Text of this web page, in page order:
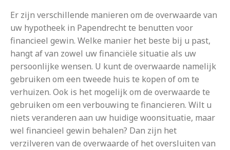
Er zijn verschillende manieren om de overwaarde van
uw hypotheek in Papendrecht te benutten voor
financieel gewin. Welke manier het beste bij u past,
hangt af van zowel uw financiële situatie als uw
persoonlijke wensen. U kunt de overwaarde namelijk
gebruiken om een tweede huis te kopen of om te
verhuizen. Ook is het mogelijk om de overwaarde te
gebruiken om een verbouwing te financieren. Wilt u
niets veranderen aan uw huidige woonsituatie, maar
wel financieel gewin behalen? Dan zijn het
verzilveren van de overwaarde of het oversluiten van